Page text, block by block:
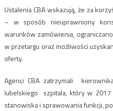
Ustalenia CBA wskazują, że za
– w sposób nieuprawniony
warunków zamówienia,
w przetargu oraz możliwości
oferty.
Agenci CBA zatrzymali
lubelskiego szpitala, który w 2017
stanowiska i sprawowania funkcji,